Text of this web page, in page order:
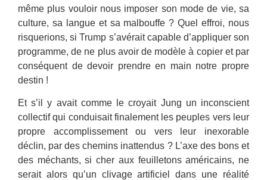
même plus vouloir nous imposer son mode de vie, sa
culture, sa langue et sa malbouffe ? Quel effroi, nous
risquerions, si Trump s’avérait capable d’appliquer son
programme, de ne plus avoir de modèle à copier et par
conséquent de devoir prendre en main notre propre
destin !
Et s’il y avait comme le croyait Jung un inconscient
collectif qui conduisait finalement les peuples vers leur
propre accomplissement ou vers leur inexorable
déclin, par des chemins inattendus ? L’axe des bons et
des méchants, si cher aux feuilletons américains, ne
serait alors qu’un clivage artificiel dans une réalité